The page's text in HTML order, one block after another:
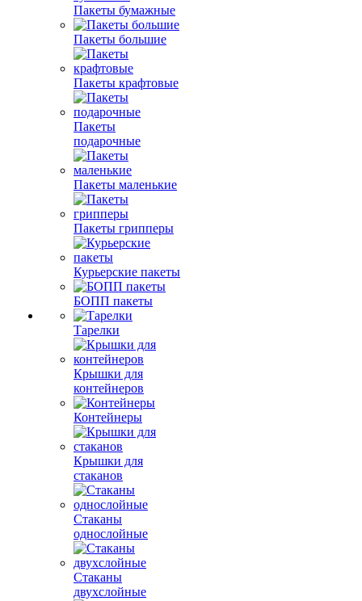
Пакеты бумажные
Пакеты большие
Пакеты крафтовые
Пакеты
подарочные
Пакеты маленькие
Пакеты грипперы
Курьерские пакеты
БОПП пакеты
Тарелки
Крышки для
контейнеров
Контейнеры
Крышки для
стаканов
Стаканы
однослойные
Стаканы
двухслойные